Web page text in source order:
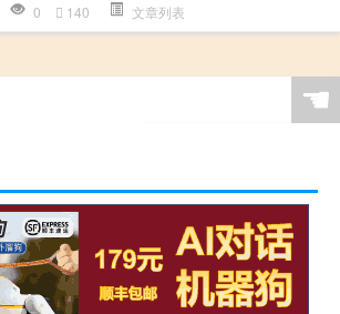
0 140 文章列表
☚